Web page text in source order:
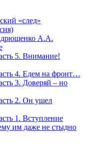
«след»
А.А.
5. Внимание!
4. Едем на фронт…
3. Доверяй – но
2. Он ушел
1. Вступление
им даже не стыдно